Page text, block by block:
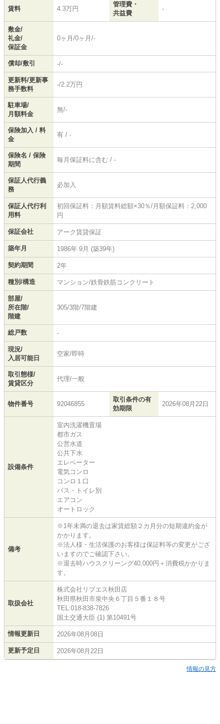
賃料 4.3万円
管理費・
共益費
-
敷金/
礼金/
保証金
0ヶ月/0ヶ月/-
償却/敷引 -/-
更新料/更新事
務手数料
-/2.2万円
駐車場/
月額料金
無/-
保険加入 / 料
金
有 / -
保険名 / 保険
期間
毎月保証料に含む / -
保証人代行義
務
必加入
保証人代行利
用料
初回保証料：月額賃料総額×30％/月額保証料：2,000
円
保証会社 アーク賃貸保証
築年月 1986年 9月 (築39年)
契約期間 2年
種別/構造 マンション/鉄骨鉄筋コンクリート
部屋/
所在階/
階建
305/3階/7階建
総戸数 -
現況/
入居可能日
空家/即時
取引態様/
賃貸区分
代理/一般
物件番号 92046855
取引条件の有
効期限
2026年08月22日
設備条件
室内洗濯機置場
都市ガス
公営水道
公共下水
エレベーター
電気コンロ
コンロ１口
バス・トイレ別
エアコン
オートロック
備考
※1年未満の退去は家賃総額２カ月分の短期違約金が
かかります。
※法人様・生活保護のお客様は保証料等の変更がござ
いますのでご確認下さい。
※退去時ハウスクリーング40,000円＋消費税かかりま
す。
取扱会社
株式会社リブエス秋田店
秋田県秋田市泉中央６丁目５番１８号
TEL:018-838-7826
国土交通大臣 (1) 第10491号
情報更新日 2026年08月08日
更新予定日 2026年08月22日
情報の見方